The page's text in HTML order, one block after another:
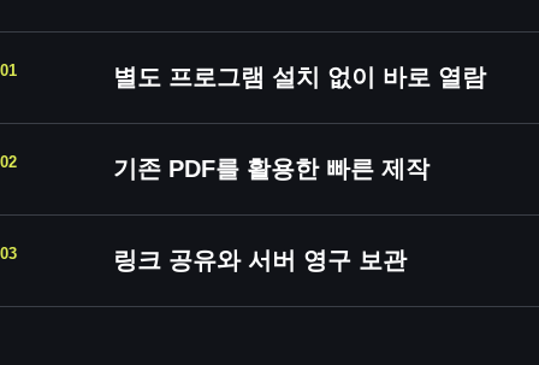
01 별도 프로그램 설치 없이 바로 열람
02 기존 PDF를 활용한 빠른 제작
03 링크 공유와 서버 영구 보관